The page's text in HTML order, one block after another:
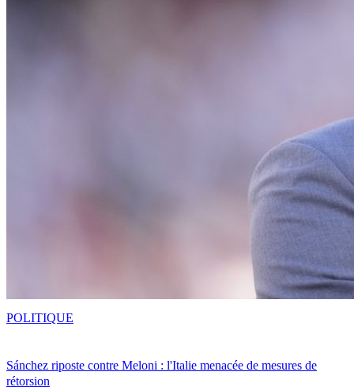
Sánchez riposte contre Meloni : l'Italie menacée de mesures de
rétorsion
POLITIQUE